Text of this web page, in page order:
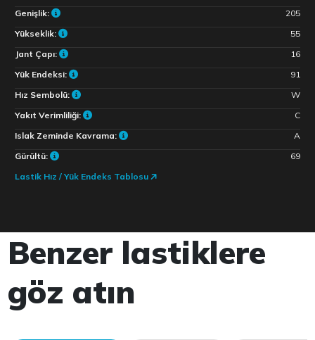
Genişlik:
205
Yükseklik:
55
Jant Çapı:
16
Yük Endeksi:
91
Hız Sembolü:
W
Yakıt Verimliliği:
C
Islak Zeminde Kavrama:
A
Gürültü:
69
Lastik Hız / Yük Endeks Tablosu
Benzer lastiklere
göz atın